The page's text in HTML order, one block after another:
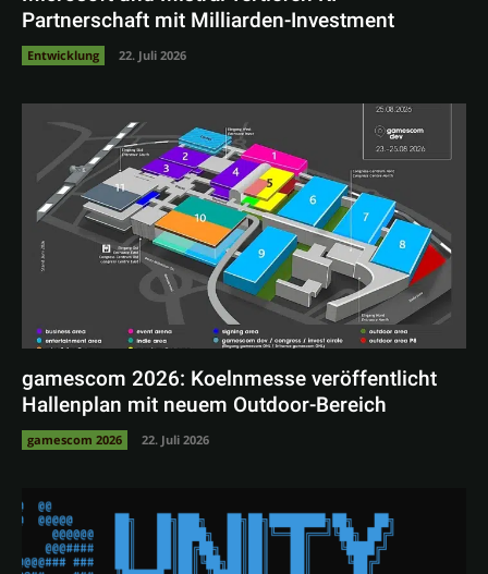
Partnerschaft mit Milliarden-Investment
Entwicklung 22. Juli 2026
gamescom 2026: Koelnmesse veröffentlicht
Hallenplan mit neuem Outdoor-Bereich
gamescom 2026 22. Juli 2026